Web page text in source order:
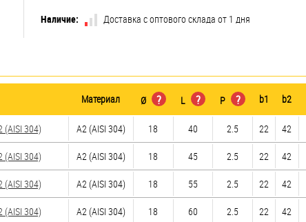
Наличие:
Доставка с оптового склада от 1 дня
Материал Ø ? L ? P ? b1 b2
304)
А2 (AISI 304) 18 40 2.5 22 42
304) А2 (AISI 304) 18 45 2.5 22 42
304) А2 (AISI 304) 18 55 2.5 22 42
304) А2 (AISI 304) 18 60 2.5 22 42